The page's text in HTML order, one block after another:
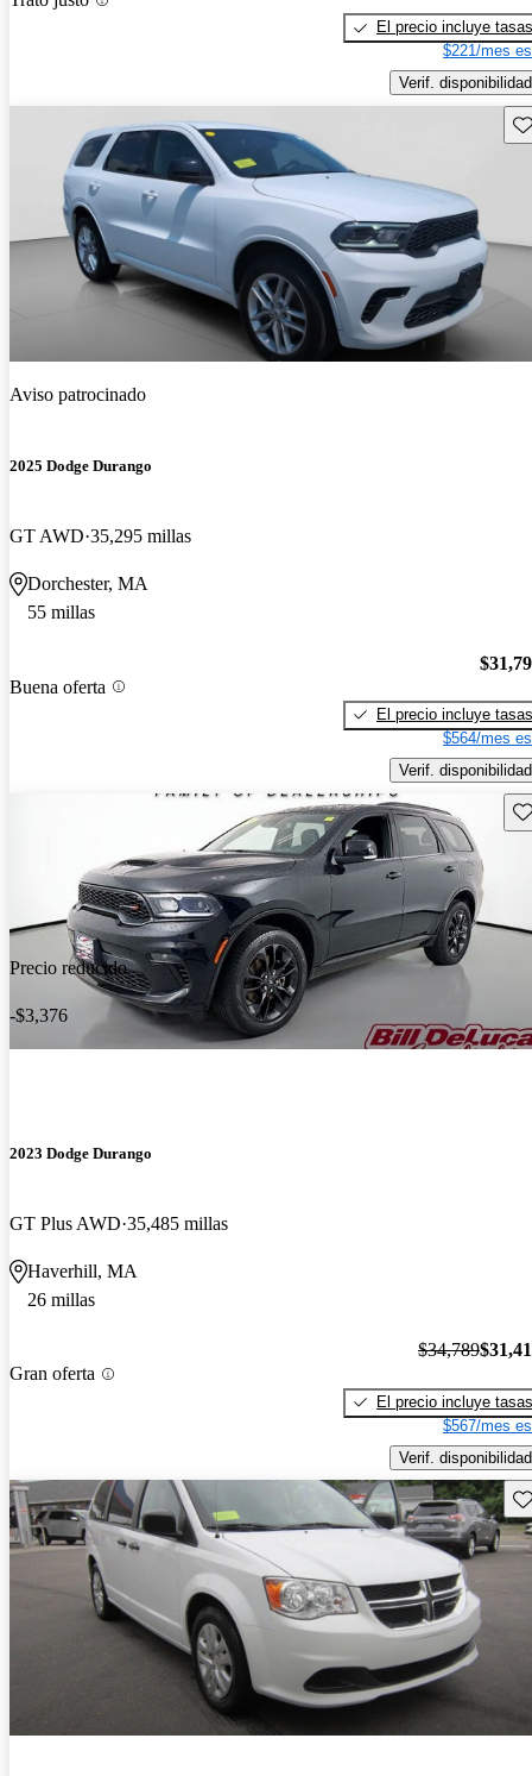
El precio incluye tasas
$221/mes
Verif. disponibilidad
Aviso patrocinado
2025 Dodge Durango
GT AWD 35,295 millas
Dorchester, MA
55 millas
Buena oferta
El precio incluye tasas
$564/mes
Verif. disponibilidad
Precio reducido
-$3,376
2023 Dodge Durango
GT Plus AWD 35,485 millas
Haverhill, MA
26 millas
Gran oferta
$34,789
El precio incluye tasas
$567/mes
Verif. disponibilidad